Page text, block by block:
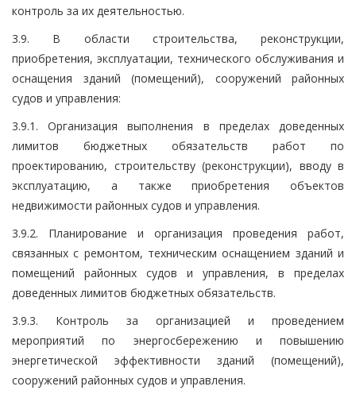
контроль за их деятельностью.
3.9. В области строительства, реконструкции,
приобретения, эксплуатации, технического обслуживания и
оснащения зданий (помещений), сооружений районных
судов и управления:
3.9.1. Организация выполнения в пределах доведенных
лимитов бюджетных обязательств работ по
проектированию, строительству (реконструкции), вводу в
эксплуатацию, а также приобретения объектов
недвижимости районных судов и управления.
3.9.2. Планирование и организация проведения работ,
связанных с ремонтом, техническим оснащением зданий и
помещений районных судов и управления, в пределах
доведенных лимитов бюджетных обязательств.
3.9.3. Контроль за организацией и проведением
мероприятий по энергосбережению и повышению
энергетической эффективности зданий (помещений),
сооружений районных судов и управления.